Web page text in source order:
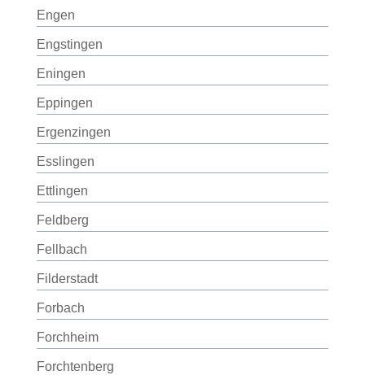
Engen
Engstingen
Eningen
Eppingen
Ergenzingen
Esslingen
Ettlingen
Feldberg
Fellbach
Filderstadt
Forbach
Forchheim
Forchtenberg